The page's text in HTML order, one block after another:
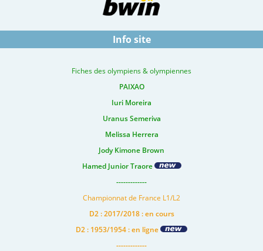
Info site
Fiches des olympiens & olympiennes
PAIXAO
Iuri Moreira
Uranus Semeriva
Melissa Herrera
Jody Kimone Brown
Hamed Junior Traore
-------------
Championnat de France L1/L2
D2 : 2017/2018 : en cours
D2 : 1953/1954 : en ligne
-------------